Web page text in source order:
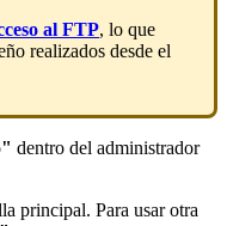
al FTP, lo que
realizados desde el
dentro del administrador
principal. Para usar otra